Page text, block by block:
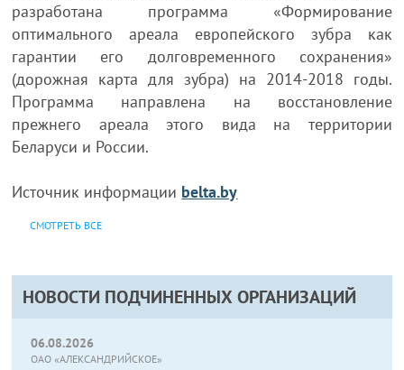
НОВОСТИ ПОДЧИНЕННЫХ ОРГАНИЗАЦИЙ
06.08.2026
ОАО «АЛЕКСАНДРИЙСКОЕ»
разработана программа «Формирование
оптимального ареала европейского зубра как
гарантии его долговременного сохранения»
(дорожная карта для зубра) на 2014-2018 годы.
Программа направлена на восстановление
прежнего ареала этого вида на территории
Беларуси и России.
Источник информации belta.by
СМОТРЕТЬ ВСЕ